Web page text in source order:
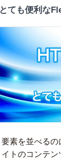
とても便利な
要素を並べる
イトのコンテ